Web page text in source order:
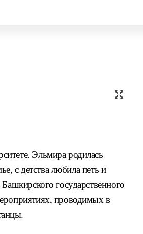
Эльмира родилась
с детства любила петь и
государственного
проводимых в